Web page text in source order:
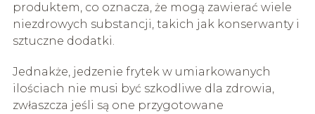
produktem, co oznacza, że ​​mogą zawierać wiele
niezdrowych substancji, takich jak konserwanty i
sztuczne dodatki.
Jednakże, jedzenie frytek w umiarkowanych
ilościach nie musi być szkodliwe dla zdrowia,
zwłaszcza jeśli są one przygotowane